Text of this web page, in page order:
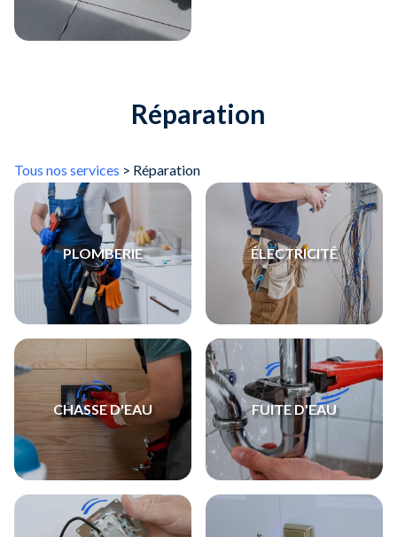
Réparation
Tous nos services > Réparation
PLOMBERIE ÉLECTRICITÉ
CHASSE D'EAU FUITE D'EAU